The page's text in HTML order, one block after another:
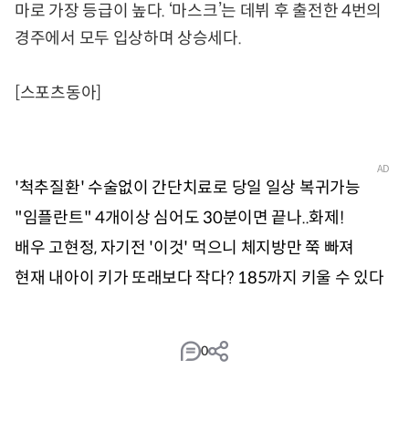
마로 가장 등급이 높다. ‘마스크’는 데뷔 후 출전한 4번의
경주에서 모두 입상하며 상승세다.
[스포츠동아]
0